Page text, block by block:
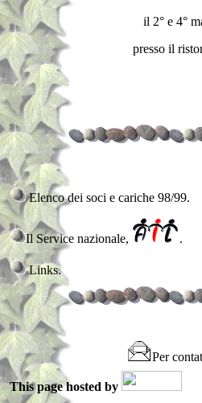
il 2° e 4°
presso il
Elenco dei soci e cariche 98/99.
Il Service nazionale, .
Links.
Per
This page hosted by